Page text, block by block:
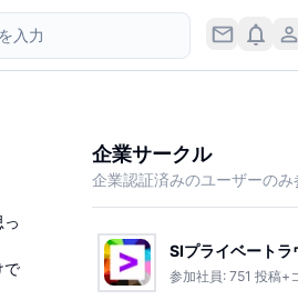
で
企業サークル
企業認証済みのユーザーのみ
SIプライベートラ
参加社員: 751 投稿+